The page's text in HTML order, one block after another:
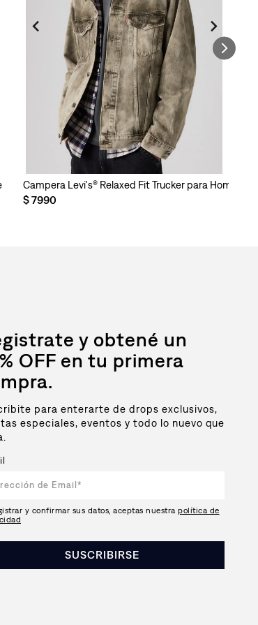
Campera Levi's® Relaxed Fit Trucker para Hombre
$7990
y obtené un
OFF en tu primera
para enterarte de drops exclusivos,
especiales, eventos y todo lo nuevo que
y confirmar sus datos, aceptas nuestra política de
SUSCRIBIRSE